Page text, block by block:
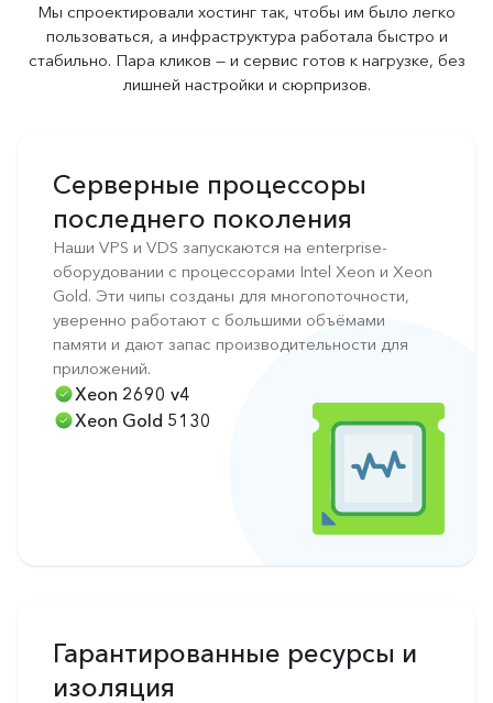
Мы спроектировали хостинг так, чтобы им было легко
пользоваться, а инфраструктура работала быстро и
стабильно. Пара кликов — и сервис готов к нагрузке, без
лишней настройки и сюрпризов.
Серверные процессоры
последнего поколения
Наши VPS и VDS запускаются на enterprise-
оборудовании с процессорами Intel Xeon и Xeon
Gold. Эти чипы созданы для многопоточности,
уверенно работают с большими объёмами
памяти и дают запас производительности для
приложений.
Xeon 2690 v4
Xeon Gold 5130
Гарантированные ресурсы и
изоляция